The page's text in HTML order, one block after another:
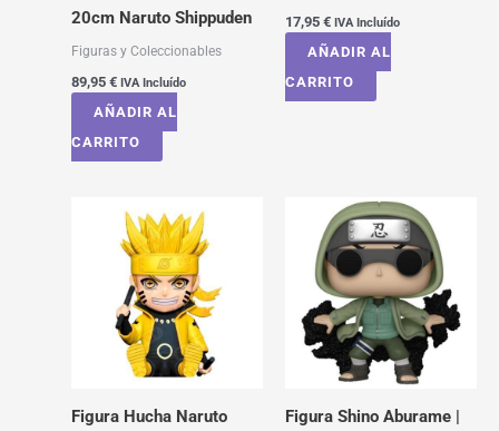
20cm Naruto Shippuden
Figuras y Coleccionables
89,95 € IVA Incluído
AÑADIR AL
CARRITO
17,95 € IVA Incluído
AÑADIR AL
CARRITO
Figura Hucha Naruto
Figura Shino Aburame |